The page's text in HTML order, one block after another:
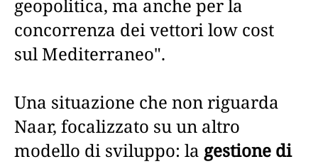
geopolitica, ma anche per la
concorrenza dei vettori low cost
sul Mediterraneo".
Una situazione che non riguarda
Naar, focalizzato su un altro
modello di sviluppo: la gestione di